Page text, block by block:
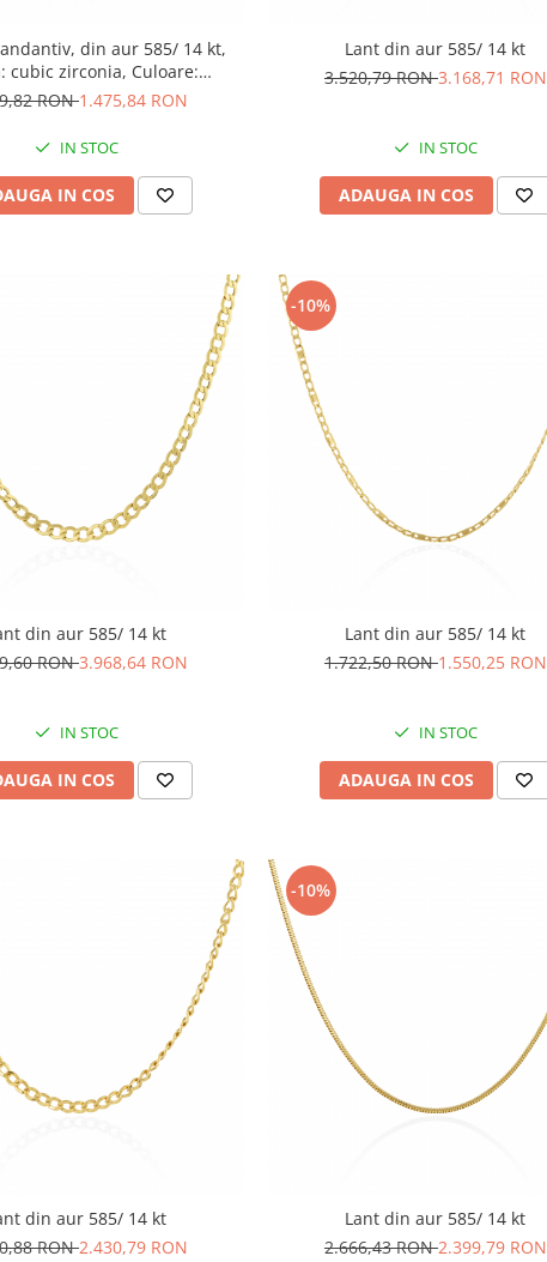
din aur 585/ 14 kt,
cubic zirconia, Culoare:
transparenta
RON1.475,84 RON
IN STOC
IN COS
Lant din aur 585/ 14 kt
3.520,79 RON3.168,71 RON
IN STOC
ADAUGA IN COS
din aur 585/ 14 kt
RON3.968,64 RON
IN STOC
IN COS
-10%
Lant din aur 585/ 14 kt
1.722,50 RON1.550,25 RON
IN STOC
ADAUGA IN COS
din aur 585/ 14 kt
RON2.430,79 RON
-10%
Lant din aur 585/ 14 kt
2.666,43 RON2.399,79 RON